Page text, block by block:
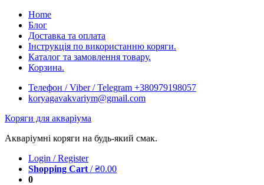
Skip
content
Home
Блог
Доставка та оплата
Інструкція по використанню коряги.
Каталог та замовлення товару.
Корзина.
Телефон / Viber / Telegram +380979198057
koryagavakvariym@gmail.com
Коряги для акваріума
Акваріумні коряги на будь-який смак.
Login / Register
Shopping Cart /₴0.00
0